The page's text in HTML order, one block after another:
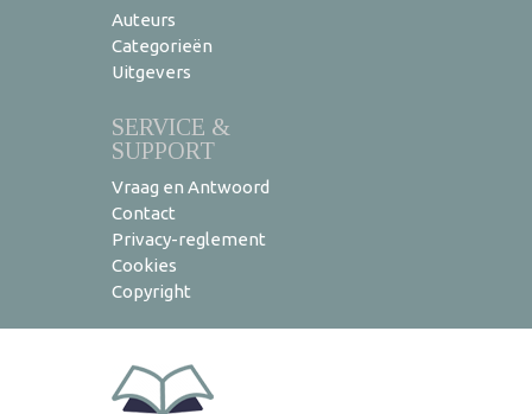
Auteurs
Categorieën
Uitgevers
SERVICE &
SUPPORT
Vraag en Antwoord
Contact
Privacy-reglement
Cookies
Copyright